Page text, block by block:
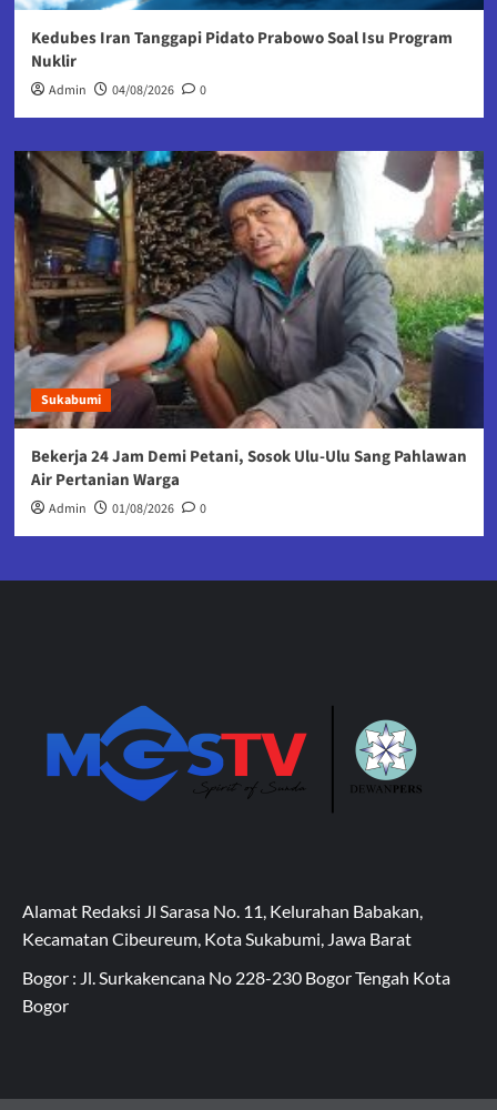
Kedubes Iran Tanggapi Pidato Prabowo Soal Isu Program
Nuklir
Admin 04/08/2026 0
Sukabumi
Bekerja 24 Jam Demi Petani, Sosok Ulu-Ulu Sang Pahlawan
Air Pertanian Warga
Admin 01/08/2026 0
Alamat Redaksi Jl Sarasa No. 11, Kelurahan Babakan,
Kecamatan Cibeureum, Kota Sukabumi, Jawa Barat
Bogor : Jl. Surkakencana No 228-230 Bogor Tengah Kota
Bogor